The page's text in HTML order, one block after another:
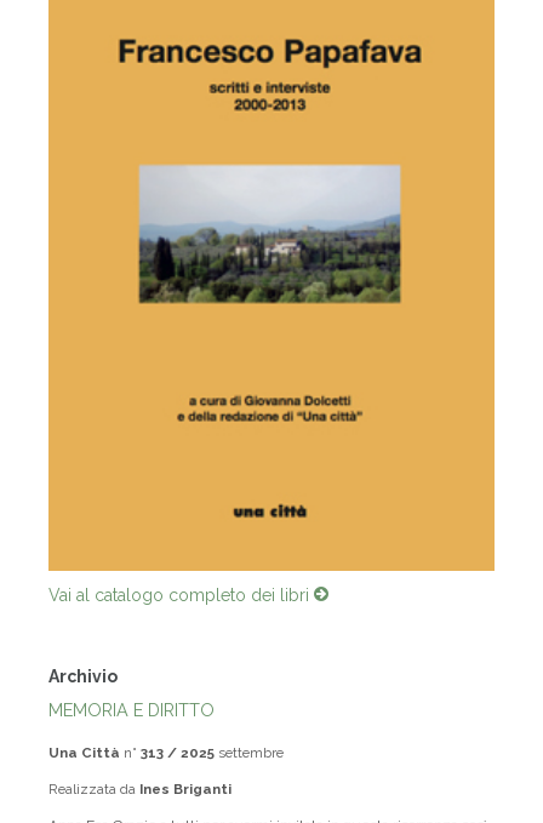
Vai al catalogo completo dei libri
Archivio
MEMORIA E DIRITTO
Una Città n° 313 / 2025 settembre
Realizzata da Ines Briganti